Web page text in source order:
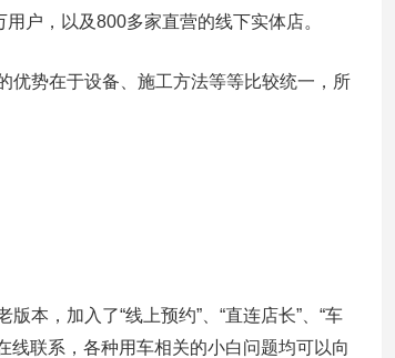
户，以及800多家直营的线下实体店。
势在于设备、施工方法等等比较统一，所
，加入了“线上预约”、“直连店长”、“车
线联系，各种用车相关的小白问题均可以向